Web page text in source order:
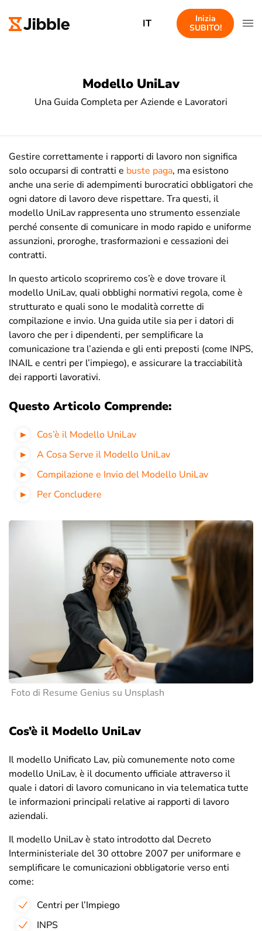
IT
Inizia
SUBITO!
Modello UniLav
Una Guida Completa per Aziende e Lavoratori
Gestire correttamente i rapporti di lavoro non significa
solo occuparsi di contratti e buste paga, ma esistono
anche una serie di adempimenti burocratici obbligatori che
ogni datore di lavoro deve rispettare. Tra questi, il
modello UniLav rappresenta uno strumento essenziale
perché consente di comunicare in modo rapido e uniforme
assunzioni, proroghe, trasformazioni e cessazioni dei
contratti.
In questo articolo scopriremo cos’è e dove trovare il
modello UniLav, quali obblighi normativi regola, come è
strutturato e quali sono le modalità corrette di
compilazione e invio. Una guida utile sia per i datori di
lavoro che per i dipendenti, per semplificare la
comunicazione tra l’azienda e gli enti preposti (come INPS,
INAIL e centri per l’impiego), e assicurare la tracciabilità
dei rapporti lavorativi.
Questo Articolo Comprende:
Cos’è il Modello UniLav
A Cosa Serve il Modello UniLav
Compilazione e Invio del Modello UniLav
Per Concludere
Foto di Resume Genius su Unsplash
Cos’è il Modello UniLav
Il modello Unificato Lav, più comunemente noto come
modello UniLav, è il documento ufficiale attraverso il
quale i datori di lavoro comunicano in via telematica tutte
le informazioni principali relative ai rapporti di lavoro
aziendali.
Il modello UniLav è stato introdotto dal Decreto
Interministeriale del 30 ottobre 2007 per uniformare e
semplificare le comunicazioni obbligatorie verso enti
come:
Centri per l’Impiego
INPS